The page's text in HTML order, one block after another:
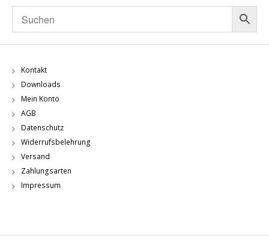
Kontakt
Downloads
Mein Konto
AGB
Datenschutz
Widerrufsbelehrung
Versand
Zahlungsarten
Impressum